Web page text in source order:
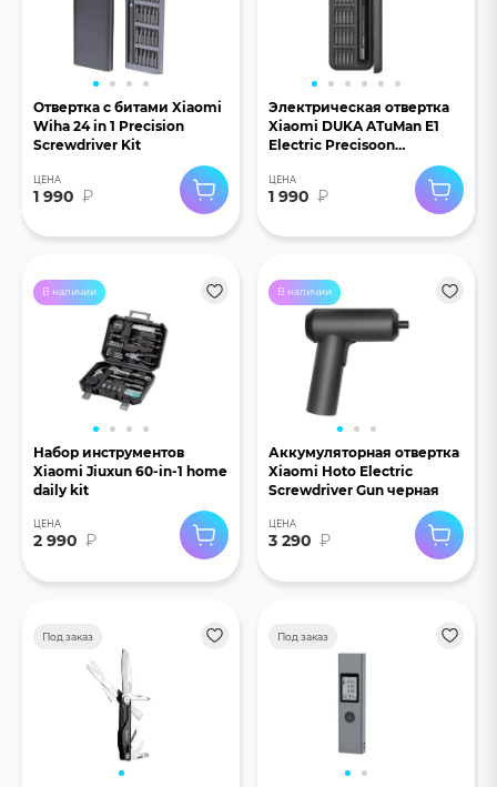
Отвертка с битами Xiaomi
Wiha 24 in 1 Precision
Screwdriver Kit
ЦЕНА
1 990 ₽
Электрическая отвертка
Xiaomi DUKA ATuMan E1
Electric Precisoon
ЦЕНА
1 990 ₽
В наличии
Набор инструментов
Xiaomi Jiuxun 60-in-1 home
daily kit
ЦЕНА
2 990 ₽
В наличии
Аккумуляторная отвертка
Xiaomi Hoto Electric
Screwdriver Gun черная
ЦЕНА
3 290 ₽
Под заказ Под заказ